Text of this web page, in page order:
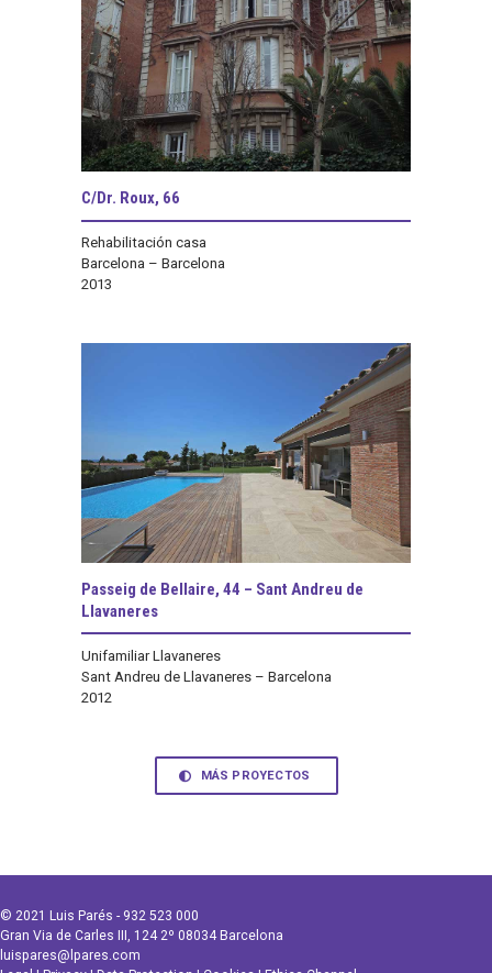
C/Dr. Roux, 66
Rehabilitación casa
Barcelona – Barcelona
2013
Passeig de Bellaire, 44 – Sant Andreu de
Llavaneres
Unifamiliar Llavaneres
Sant Andreu de Llavaneres – Barcelona
2012
MÁS PROYECTOS
© 2021 Luis Parés - 932 523 000
Gran Via de Carles III, 124 2º 08034 Barcelona
luispares@lpares.com